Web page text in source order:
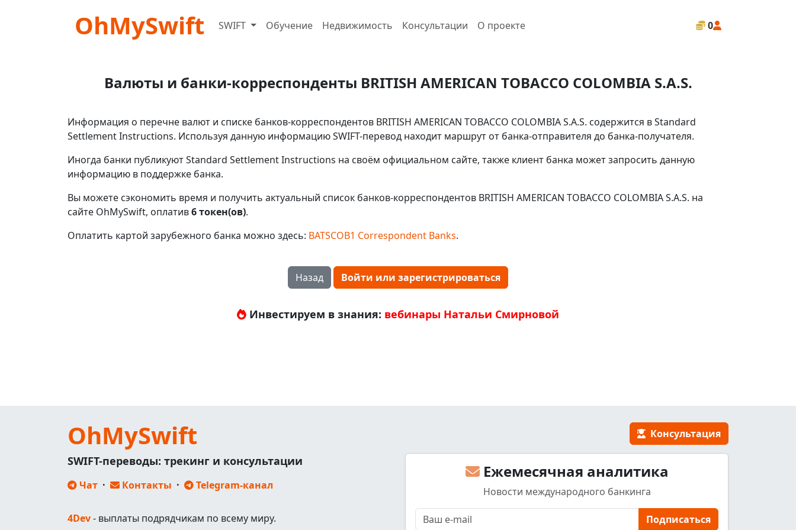
OhMySwift SWIFT Обучение Недвижимость Консультации О проекте 0
Валюты и банки-корреспонденты BRITISH AMERICAN TOBACCO COLOMBIA S.A.S.
Информация о перечне валют и списке банков-корреспондентов BRITISH AMERICAN TOBACCO COLOMBIA S.A.S. содержится в Standard
Settlement Instructions. Используя данную информацию SWIFT-перевод находит маршрут от банка-отправителя до банка-получателя.
Иногда банки публикуют Standard Settlement Instructions на своём официальном сайте, также клиент банка может запросить данную
информацию в поддержке банка.
Вы можете сэкономить время и получить актуальный список банков-корреспондентов BRITISH AMERICAN TOBACCO COLOMBIA S.A.S. на
сайте OhMySwift, оплатив6 токен(ов).
Оплатить картой зарубежного банка можно здесь: BATSCOB1 Correspondent Banks.
Назад Войти или зарегистрироваться
Инвестируем в знания: вебинары Натальи Смирновой
OhMySwift Консультация
SWIFT-переводы: трекинг и консультации
Чат · Контакты · Telegram-канал
4Dev- выплаты подрядчикам по всему миру.
Ежемесячная аналитика
Новости международного банкинга
Подписаться